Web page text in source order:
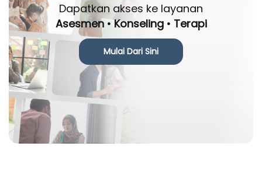
Dapatkan akses ke layanan
Asesmen • Konseling • Terapi
Mulai Dari Sini